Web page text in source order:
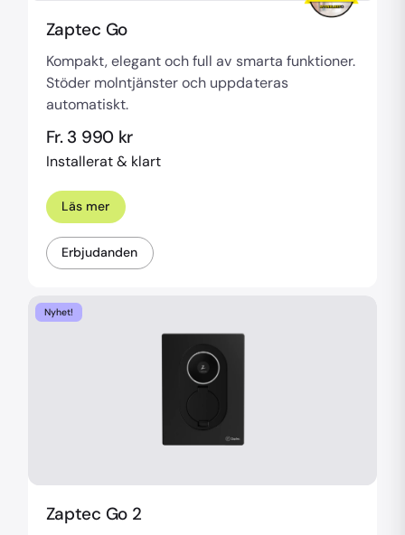
Zaptec Go
Kompakt, elegant och full av smarta funktioner.
Stöder molntjänster och uppdateras
automatiskt.
Fr. 3 990 kr
Installerat & klart
Läs mer
Erbjudanden
Nyhet!
Zaptec Go 2